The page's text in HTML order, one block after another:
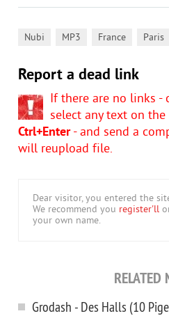
Nubi MP3 France Paris
Report a dead link
If there are no links -
select any text on
Ctrl+Enter- and send a
will reupload file.
Dear visitor, you entered the
We recommend you register'll
your own name.
RELATED
Grodash - Des Halls (10